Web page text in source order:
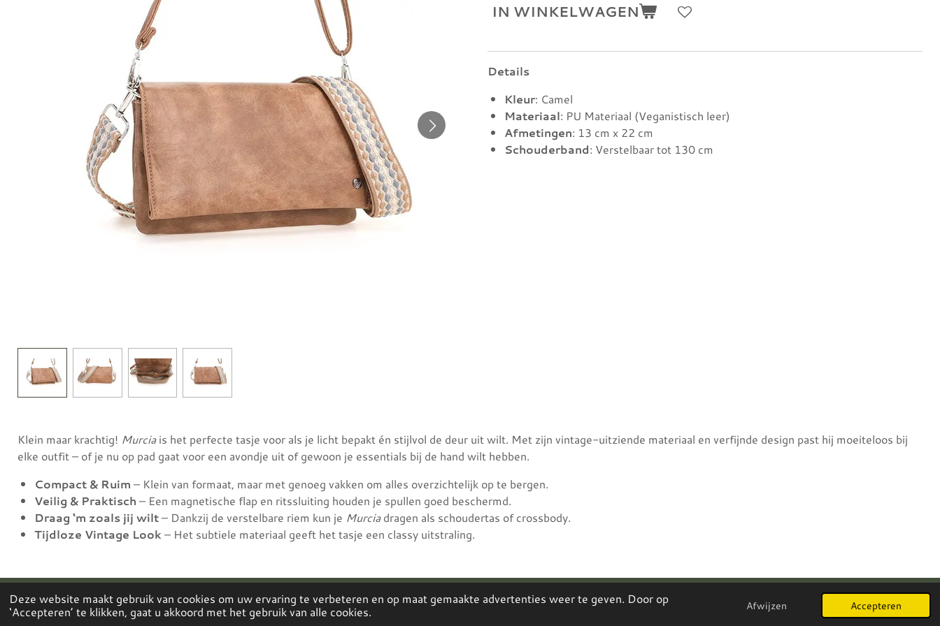
Deze website maakt gebruik van cookies om uw ervaring te verbeteren en op maat gemaakte advertenties weer te geven. Door op
‘Accepteren’ te klikken, gaat u akkoord met het gebruik van alle cookies.
Afwijzen Accepteren
IN WINKELWAGEN
Details
Kleur: Camel
Materiaal: PU Materiaal (Veganistisch leer)
Afmetingen: 13 cm x 22 cm
Schouderband: Verstelbaar tot 130 cm
Klein maar krachtig! Murcia is het perfecte tasje voor als je licht bepakt én stijlvol de deur uit wilt. Met zijn vintage-uitziende materiaal en verfijnde design past hij moeiteloos bij
elke outfit – of je nu op pad gaat voor een avondje uit of gewoon je essentials bij de hand wilt hebben.
Compact & Ruim – Klein van formaat, maar met genoeg vakken om alles overzichtelijk op te bergen.
Veilig & Praktisch – Een magnetische flap en ritssluiting houden je spullen goed beschermd.
Draag ‘m zoals jij wilt– Dankzij de verstelbare riem kun je Murcia dragen als schoudertas of crossbody.
Tijdloze Vintage Look – Het subtiele materiaal geeft het tasje een classy uitstraling.
© 2023 D Original